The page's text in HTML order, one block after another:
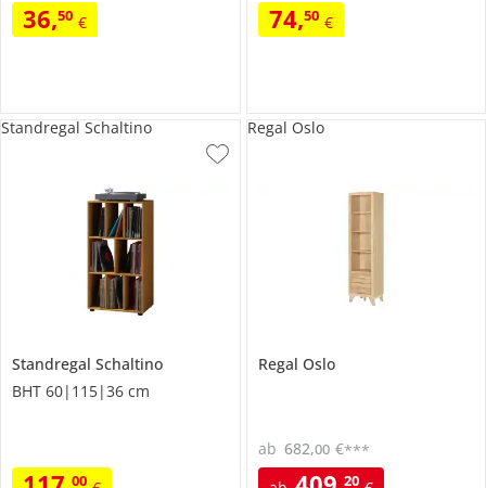
36,50 € 74,50 €
Standregal Schaltino
BHT 60|115|36 cm
00
Standregal Schaltino
Regal Oslo
20
ab 682,00 €***
Regal Oslo